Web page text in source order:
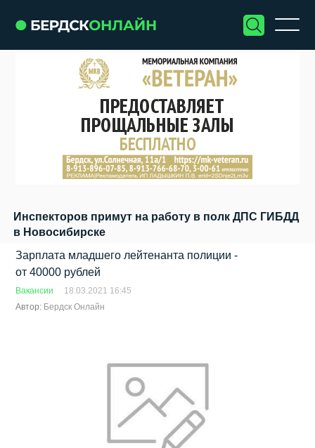
Инспекторов примут на работу в полк ДПС ГИБДД
в Новосибирске
Зарплата младшего лейтенанта полиции -
от 40000 рублей
Вакансии
18.03.2021 16:45
Автор: Бердск Онлайн